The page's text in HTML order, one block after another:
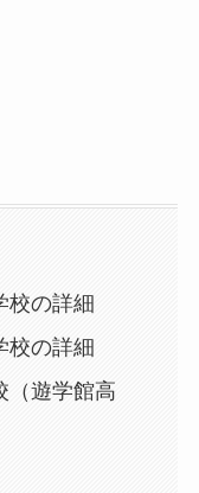
校の詳細
校の詳細
（遊学館高